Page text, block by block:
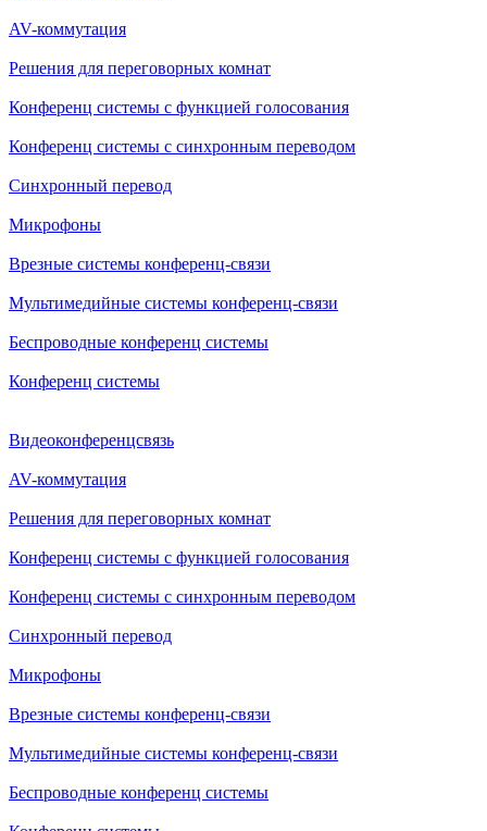
AV-коммутация
Решения для переговорных комнат
Конференц системы с функцией голосования
Конференц системы с синхронным переводом
Синхронный перевод
Микрофоны
Врезные системы конференц-связи
Мультимедийные системы конференц-связи
Беспроводные конференц системы
Конференц системы
Видеоконференцсвязь
AV-коммутация
Решения для переговорных комнат
Конференц системы с функцией голосования
Конференц системы с синхронным переводом
Синхронный перевод
Микрофоны
Врезные системы конференц-связи
Мультимедийные системы конференц-связи
Беспроводные конференц системы